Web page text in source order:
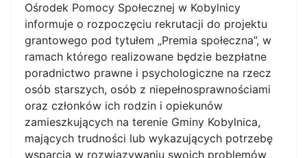
Ośrodek Pomocy Społecznej w Kobylnicy
informuje o rozpoczęciu rekrutacji do projektu
grantowego pod tytułem „Premia społeczna”, w
ramach którego realizowane będzie bezpłatne
poradnictwo prawne i psychologiczne na rzecz
osób starszych, osób z niepełnosprawnościami
oraz członków ich rodzin i opiekunów
zamieszkujących na terenie Gminy Kobylnica,
mających trudności lub wykazujących potrzebę
wsparcia w rozwiązywaniu swoich problemów